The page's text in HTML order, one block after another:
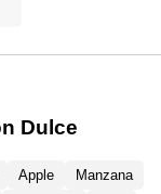
Dulce
Apple
Manzana